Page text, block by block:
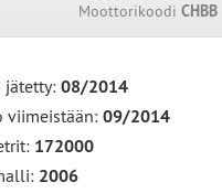
Moottorikoodi CHBB
jätetty: 08/2014
viimeistään: 09/2014
172000
2006